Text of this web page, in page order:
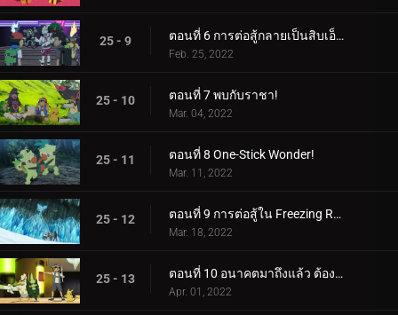
25 - 9 ตอนที่ 6 การต่อสู้กลายเป็นสิบเอ็ด!
Feb. 25, 2022
25 - 10 ตอนที่ 7 พบกับราชา!
Mar. 04, 2022
25 - 11 ตอนที่ 8 One-Stick Wonder!
Mar. 11, 2022
25 - 12 ตอนที่ 9 การต่อสู้ใน Freezing Raid!
Mar. 18, 2022
25 - 13 ตอนที่ 10 อนาคตมาถึงแล้ว ต้องขอบคุณกลยุทธ์!
Apr. 01, 2022